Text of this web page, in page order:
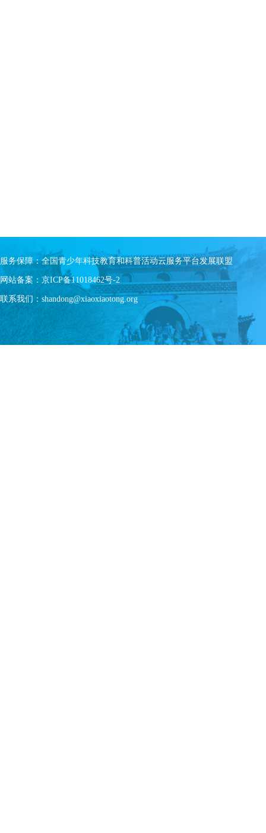
服务保障：全国青少年科技教育和科普活动云服务平台发展联盟
网站备案：京ICP备11018462号-2
联系我们：shandong@xiaoxiaotong.org